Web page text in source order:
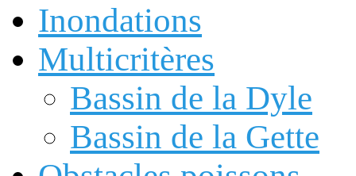
Inondations
Multicritères
Bassin de la Dyle
Bassin de la Gette